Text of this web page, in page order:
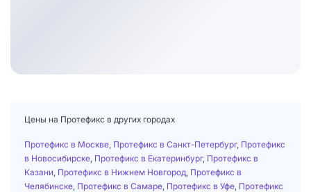
Цены на Протефикс в других городах
Протефикс в Москве Протефикс в Санкт-Петербург, Протефикс
в Новосибирске Протефикс в Екатеринбург, Протефикс в
Казани Протефикс в Нижнем Новгород Протефикс в
Челябинске Протефикс в Самаре Протефикс в Уфе Протефикс